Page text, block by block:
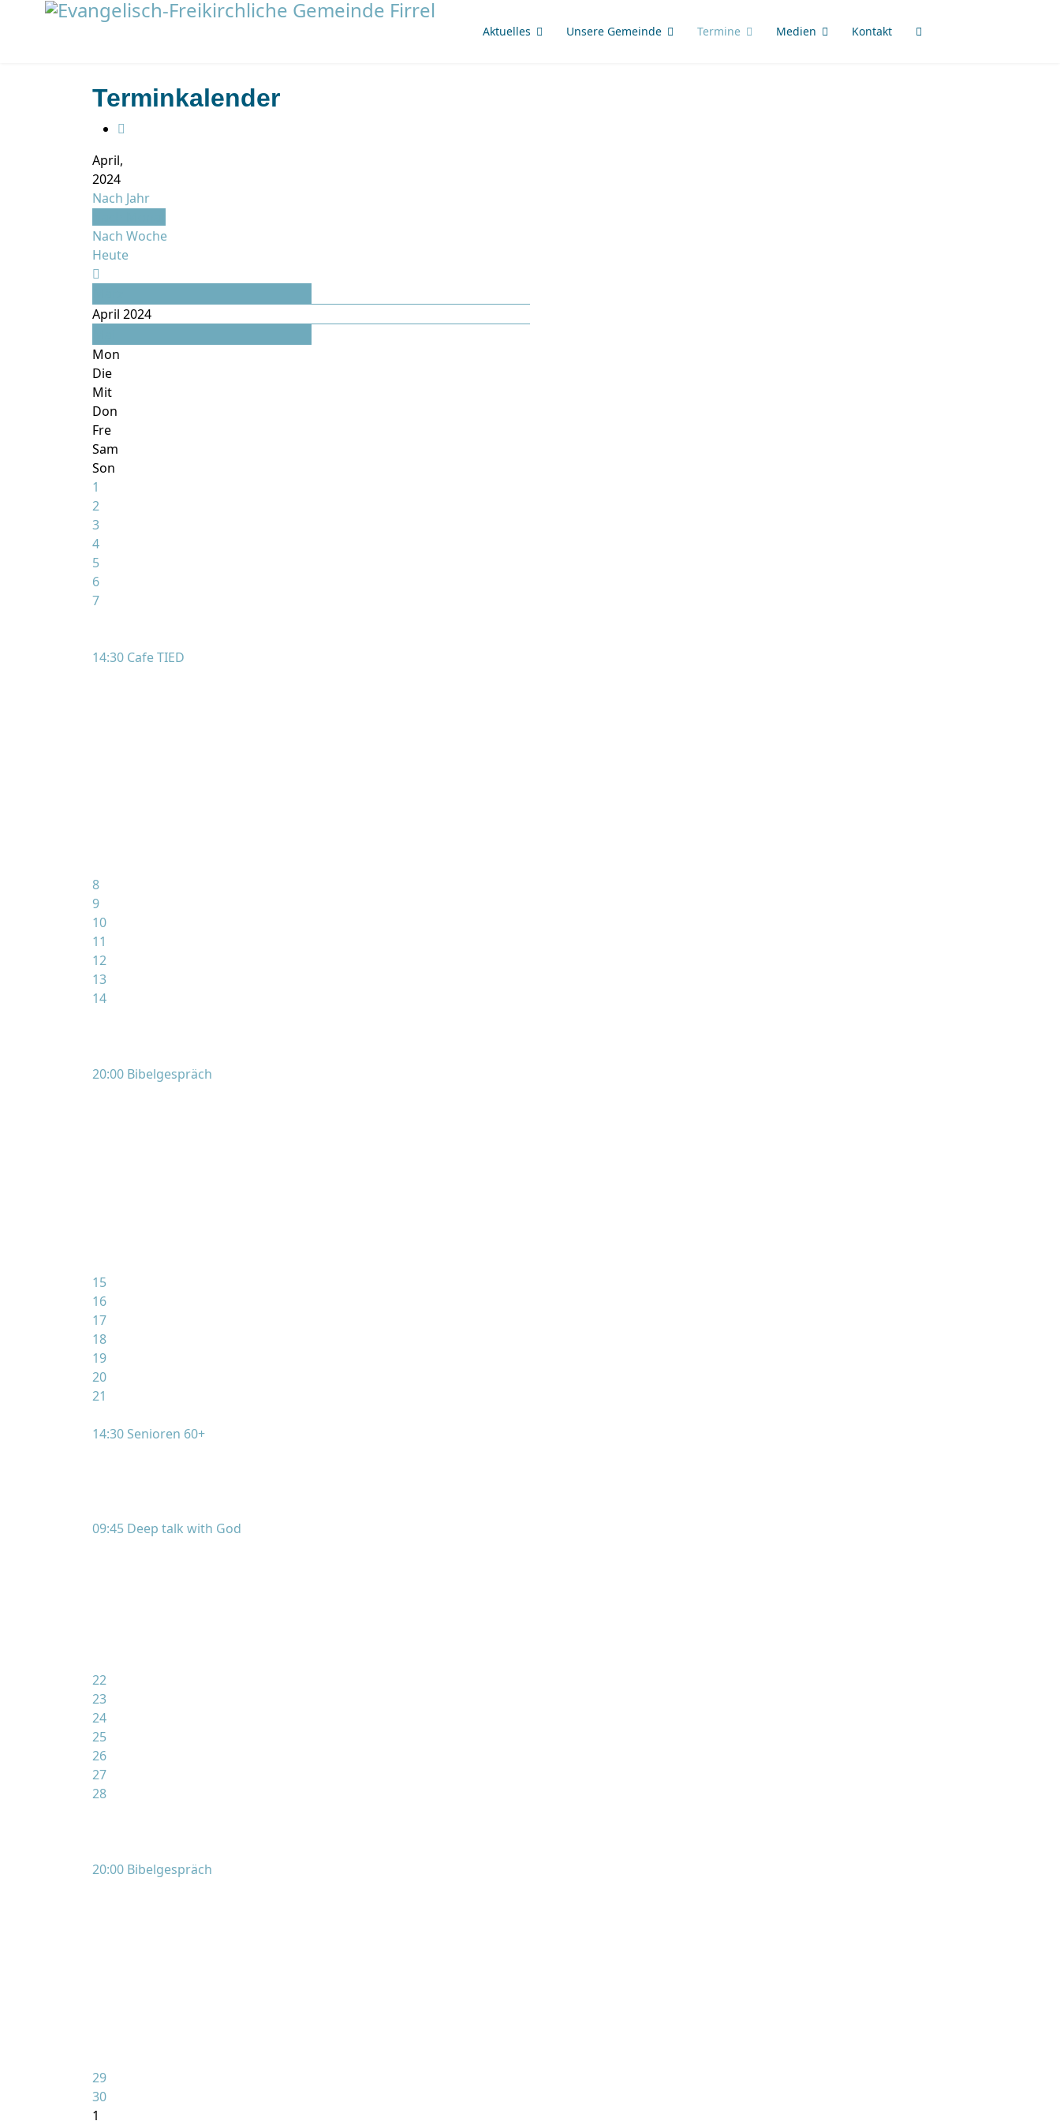
Aktuelles Unsere Gemeinde Termine Medien Kontakt
Terminkalender
April,
2024
Nach Jahr
Nach Woche
Heute
April 2024
Mon
Die
Mit
Don
Fre
Sam
Son
1
2
3
4
5
6
7
14:30 Cafe TIED
8
9
10
11
12
13
14
20:00 Bibelgespräch
15
16
17
18
19
20
21
14:30 Senioren 60+
09:45 Deep talk with God
22
23
24
25
26
27
28
20:00 Bibelgespräch
29
30
1